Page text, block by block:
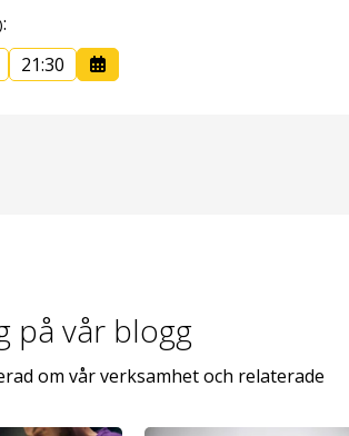
:
21:30
på vår blogg
om vår verksamhet och relaterade